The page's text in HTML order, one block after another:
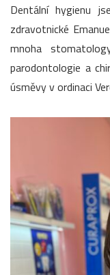
Dentální hygienu
zdravotnické
mnoha
parodontologie a
úsměvy v ordinaci